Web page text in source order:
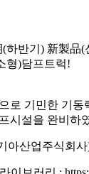
하반기) 新製品(
형)담프트럭!
로 기민한 기
시설을 완비하
아산업주식회